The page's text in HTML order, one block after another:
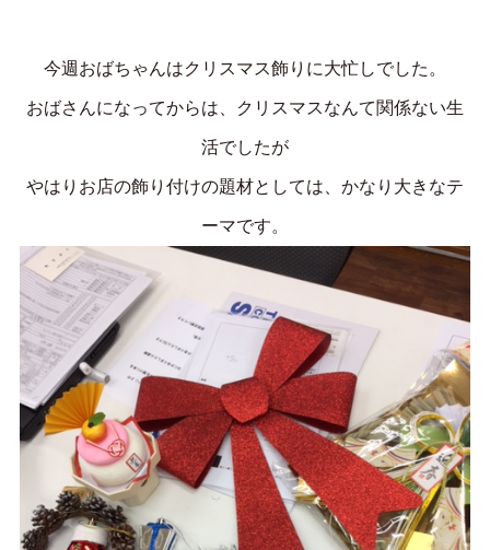
今週おばちゃんはクリスマス飾りに大忙しでした。
おばさんになってからは、クリスマスなんて関係ない生
活でしたが
やはりお店の飾り付けの題材としては、かなり大きなテ
ーマです。